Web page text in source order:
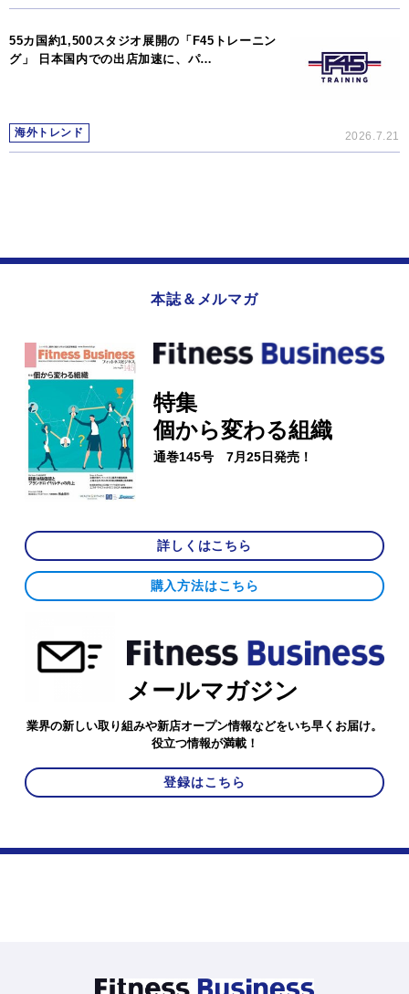
55カ国約1,500スタジオ展開の「F45トレーニン
グ」 日本国内での出店加速に、パ…
海外トレンド 2026.7.21
本誌＆メルマガ
特集
個から変わる組織
通巻145号 7月25日発売！
詳しくはこちら
購入方法はこちら
メールマガジン
業界の新しい取り組みや新店オープン情報などをいち早くお届け。
役立つ情報が満載！
登録はこちら